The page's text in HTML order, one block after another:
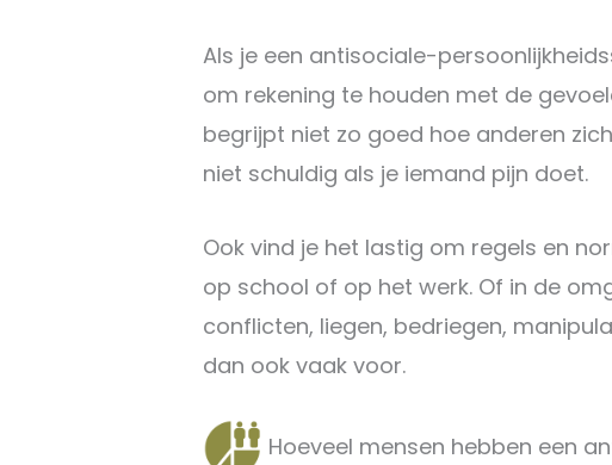
Als je een antisociale-
om rekening te houden met de
begrijpt niet zo goed hoe anderen
niet schuldig als je iemand pijn doet.
Ook vind je het lastig om regels en
op school of op het werk. Of in de
conflicten, liegen, bedriegen,
dan ook vaak voor.
Hoeveel mensen hebben een